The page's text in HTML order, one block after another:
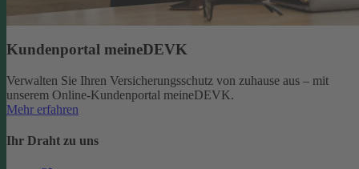
Kundenportal meineDEVK
Verwalten Sie Ihren Versicherungsschutz von zuhause aus – mit
unserem Online-Kundenportal meineDEVK.
Mehr erfahren
Ihr Draht zu uns